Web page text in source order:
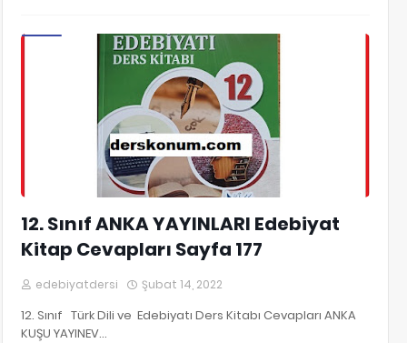
12. Sınıf ANKA YAYINLARI Edebiyat
Kitap Cevapları Sayfa 177
edebiyatdersi Şubat 14, 2022
12. Sınıf Türk Dili ve Edebiyatı Ders Kitabı Cevapları ANKA
KUŞU YAYINEV…